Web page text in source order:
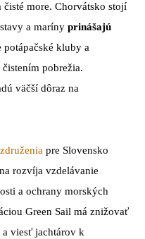
more. Chorvátsko stojí
a maríny prinášajú
potápačské kluby a
pobrežia.
väčší dôraz na
pre Slovensko
rozvíja vzdelávanie
a ochrany morských
Green Sail má znižovať
viesť jachtárov k